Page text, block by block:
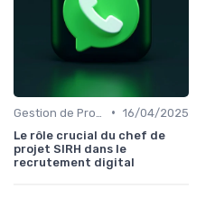
• 16/04/2025
Le rôle crucial du chef de
projet SIRH dans le
recrutement digital